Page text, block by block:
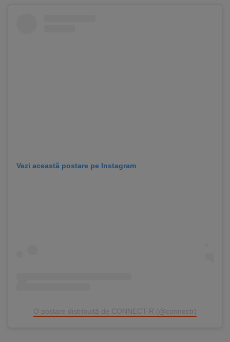
Vezi această postare pe Instagram
O postare distribuită de CONNECT-R (@connectr)